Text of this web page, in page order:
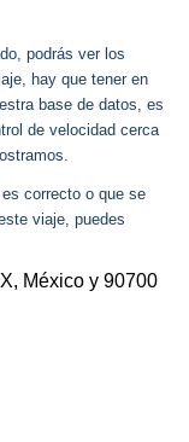
podrás ver los
hay que tener en
base de datos, es
de velocidad cerca
correcto o que se
viaje, puedes
México y 90700